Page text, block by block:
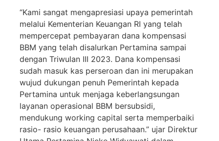
“Kami sangat mengapresiasi upaya pemerintah
melalui Kementerian Keuangan RI yang telah
mempercepat pembayaran dana kompensasi
BBM yang telah disalurkan Pertamina sampai
dengan Triwulan III 2023. Dana kompensasi
sudah masuk kas perseroan dan ini merupakan
wujud dukungan penuh Pemerintah kepada
Pertamina untuk menjaga keberlangsungan
layanan operasional BBM bersubsidi,
mendukung working capital serta memperbaiki
rasio- rasio keuangan perusahaan.” ujar Direktur